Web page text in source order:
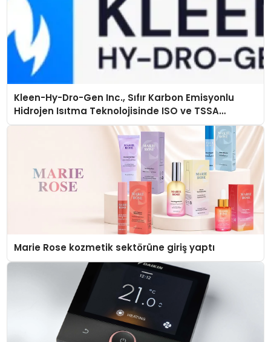
Kleen-Hy-Dro-Gen Inc., Sıfır Karbon Emisyonlu
Hidrojen Isıtma Teknolojisinde ISO ve TSSA
Düzenleyici Onaylarını Aldı
Marie Rose kozmetik sektörüne giriş yaptı